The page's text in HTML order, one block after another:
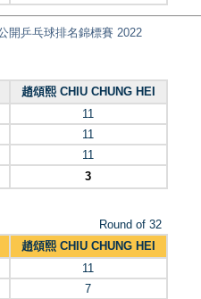
開乒乓球排名錦標賽 2022
趙頌熙 CHIU CHUNG HEI
11
11
11
3
Round of 32
趙頌熙 CHIU CHUNG HEI
11
7